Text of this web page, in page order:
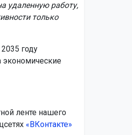
удаленную работу,
только
году
экономические
ленте нашего
«ВКонтакте»